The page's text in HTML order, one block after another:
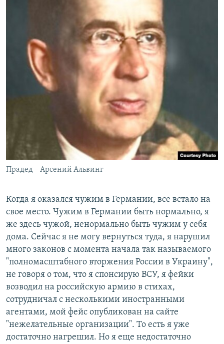
Прадед – Арсений Альвинг
Когда я оказался чужим в Германии, все встало на
свое место. Чужим в Германии быть нормально, я
же здесь чужой, ненормально быть чужим у себя
дома. Сейчас я не могу вернуться туда, я нарушил
много законов с момента начала так называемого
"полномасштабного вторжения России в Украину",
не говоря о том, что я спонсирую ВСУ, я фейки
возводил на российскую армию в стихах,
сотрудничал с несколькими иностранными
агентами, мой фейс опубликован на сайте
"нежелательные организации". То есть я уже
достаточно нагрешил. Но я еще недостаточно